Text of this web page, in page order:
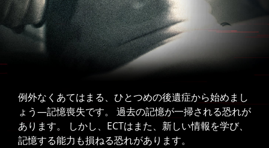
例外なくあてはまる、ひとつめの後遺症から始めまし
ょう—記憶喪失です。 過去の記憶が一掃される恐れが
あります。 しかし、ECTはまた、新しい情報を学び、
記憶する能力も損ねる恐れがあります。